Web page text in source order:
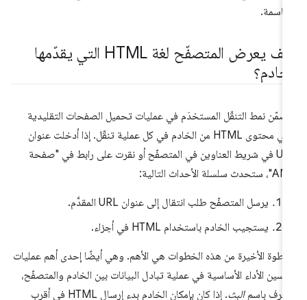
كيف يعرض المتصفّح لغة HTML التي يقدّمها
نمط التنقّل المستخدَم في عمليات تحميل الصفحات التقليدية
تلقّي محتوى HTML من الخادم في كل عملية تنقّل. إذا أدخلت عنوان
URL في شريط العناوين في المتصفّح أو نقرت على رابط في "صفحة
يرسل المتصفّح طلب انتقال إلى عنوان URL المقدَّم.
يستجيب الخادم باستخدام HTML في أجزاء.
الأخيرة من هذه الخطوات هي الأهم. وهي أيضًا إحدى أهم عمليات
الأداء الأساسية في عملية تبادل البيانات بين الخادم والمتصفّح،
باسمالبث
. إذا كان بإمكان الخادم بدء إرسال HTML في أقرب